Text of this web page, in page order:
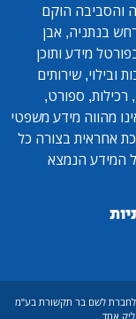
והסביבה הוקם
בנתניה, אבן
מידע ותוכן
שירותים
רכילות, ספורט,
מהווה מידע משפטי
אחראית בצורה כל
המידע הנמצא
לחברת לשם בר תקשורת בע"מ
אחד